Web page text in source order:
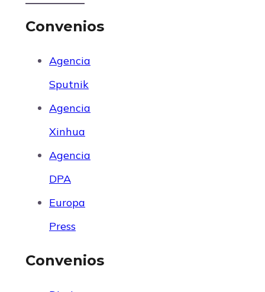
Convenios
Agencia
Sputnik
Agencia
Xinhua
Agencia
DPA
Europa
Press
Convenios